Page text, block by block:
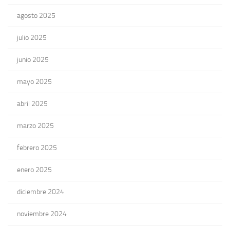
agosto 2025
julio 2025
junio 2025
mayo 2025
abril 2025
marzo 2025
febrero 2025
enero 2025
diciembre 2024
noviembre 2024